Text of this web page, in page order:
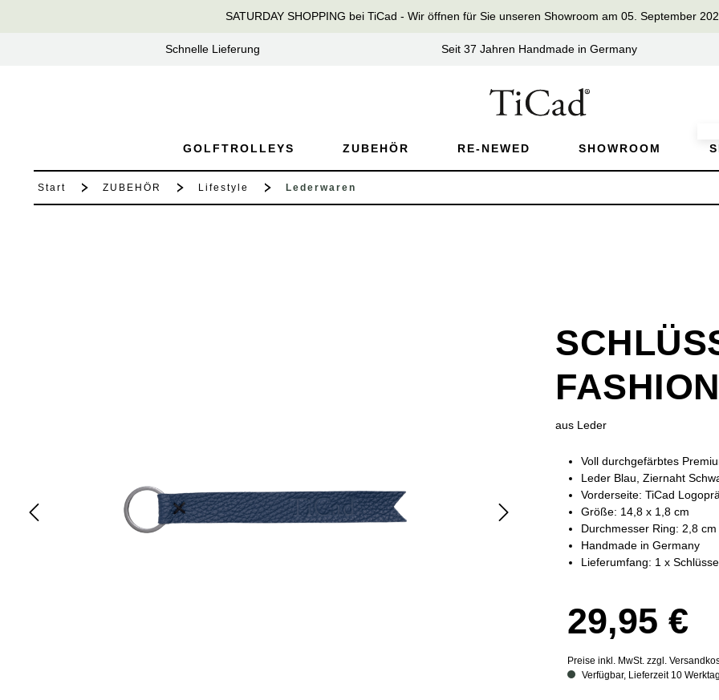
Zur Hauptnavigation springenSATURDAY SHOPPING bei TiCad - Wir öffnen für Sie unseren Showroom am 05. September
Schnelle Lieferung Seit 37 Jahren Handmade in Germany
GOLFTROLLEYS ZUBEHÖR RE-NEWED SHOWROOM
Start ZUBEHÖR Lifestyle Lederwaren
FASHION
aus Leder
Voll durchgefärbtes
Leder Blau, Ziernaht
Vorderseite: TiCad
Größe: 14,8 x 1,8 cm
Durchmesser Ring: 2,8 cm
Handmade in Germany
Lieferumfang: 1 x
29,95 €
Preise inkl. MwSt. zzgl.
Verfügbar, Lieferzeit 10